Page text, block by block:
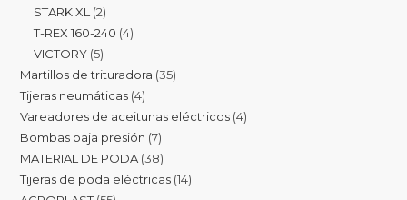
STARK XL 2
T-REX 160-240 4
VICTORY 5
Martillos de trituradora 35
Tijeras neumáticas 4
Vareadores de aceitunas eléctricos 4
Bombas baja presión 7
MATERIAL DE PODA 38
Tijeras de poda eléctricas 14